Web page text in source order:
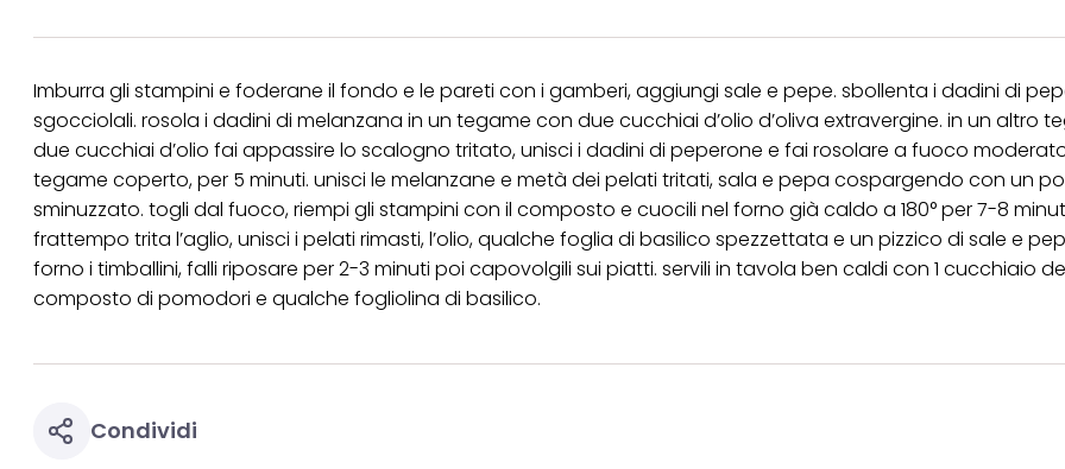
Imburra gli stampini e foderane il fondo e le pareti con i gamberi, aggiungi sale e pepe. sbollenta i dadini di
sgocciolali. rosola i dadini di melanzana in un tegame con due cucchiai d’olio d’oliva extravergine. in un altro
due cucchiai d’olio fai appassire lo scalogno tritato, unisci i dadini di peperone e fai rosolare a fuoco
tegame coperto, per 5 minuti. unisci le melanzane e metà dei pelati tritati, sala e pepa cospargendo con un
sminuzzato. togli dal fuoco, riempi gli stampini con il composto e cuocili nel forno già caldo a 180° per 7-8
frattempo trita l’aglio, unisci i pelati rimasti, l’olio, qualche foglia di basilico spezzettata e un pizzico di sale e
forno i timballini, falli riposare per 2-3 minuti poi capovolgili sui piatti. servili in tavola ben caldi con 1 cucchiaio
composto di pomodori e qualche fogliolina di basilico.
Condividi
collegata nel piè di pagina (Sezione "Cookie, Pixel, Impronte digitali e tecnologie simili"). Puoi
periodo di conservazione, consultare le informazioni dettagliate su ciascun cookie disponibili
"modifica" di seguito".
Se fai clic su "Modifica" potrai trovare maggiori informazioni sul trattamento dei tuoi dati / sull'uso
per uno o più degli scopi sopra menzionati. Cliccando su "Accetta tutto", acconsenti all'uso dei
tuoi dati personali per tutte le finalità sopra indicate. Se fai clic su "Rifiuta", verranno utilizzati solo i
necessari per fornirti questo sito web.